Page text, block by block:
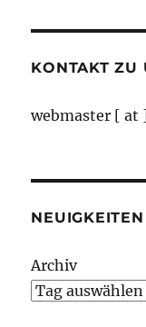
KONTAKT ZU
webmaster [
Archiv